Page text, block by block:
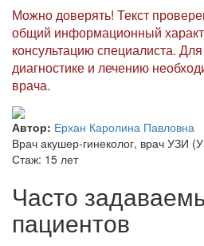
Можно доверять! Текст
общий информационный
консультацию специалиста.
диагностике и лечению
врача.
Автор: Ерхан Каролина Павловна
Врач акушер-гинеколог, врач УЗИ
Стаж: 15 лет
Часто
пациентов